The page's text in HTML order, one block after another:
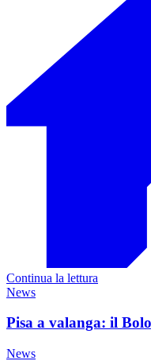
Continua la lettura
News
Pisa a valanga: il
News